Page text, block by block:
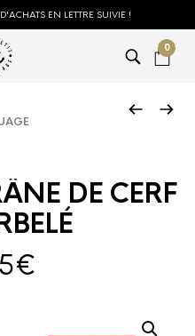
EN LETTRE SUIVIE !
0
DE CERF
€